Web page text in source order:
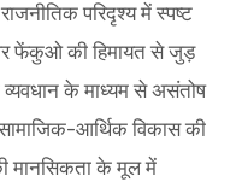
परिदृश्य में स्पष्ट
फेंकुओ की हिमायत से जुड़
व्यवधान के माध्यम से असंतोष
आर्थिक विकास की
मानसिकता के मूल में